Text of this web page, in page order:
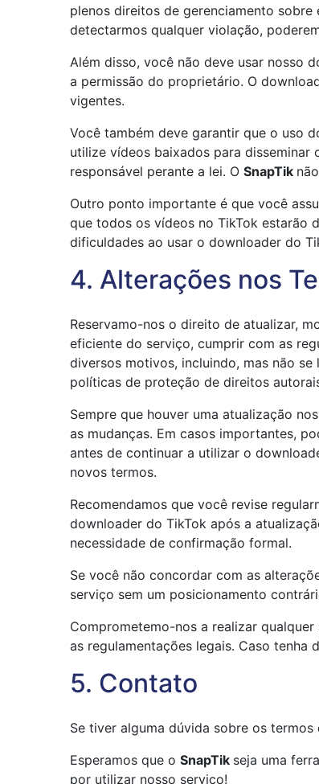
plenos direitos de gerenciamento
detectarmos qualquer violação,
Além disso, você não deve usar nosso
a permissão do proprietário. O
vigentes.
Você também deve garantir que o uso
utilize vídeos baixados para
responsável perante a lei. O SnapTik
Outro ponto importante é que você
que todos os vídeos no TikTok estarão
dificuldades ao usar o downloader do
4. Alterações nos
Reservamo-nos o direito de atualizar,
eficiente do serviço, cumprir com as
diversos motivos, incluindo, mas não
políticas de proteção de direitos
Sempre que houver uma atualização
as mudanças. Em casos importantes,
antes de continuar a utilizar o
novos termos.
Recomendamos que você revise
downloader do TikTok após a
necessidade de confirmação formal.
Se você não concordar com as
serviço sem um posicionamento
Comprometemo-nos a realizar
as regulamentações legais. Caso
5. Contato
Se tiver alguma dúvida sobre os
Esperamos que o SnapTik seja uma
por utilizar nosso serviço!